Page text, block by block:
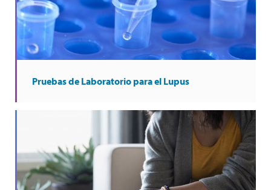
Pruebas de Laboratorio para el Lupus